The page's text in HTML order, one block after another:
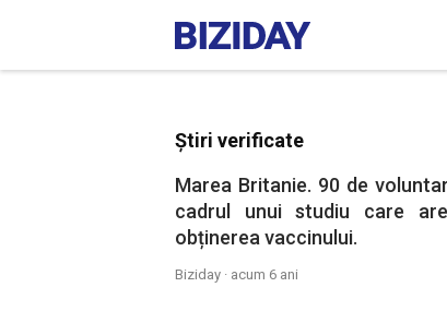
Știri verificate
Marea Britanie. 90 de
cadrul unui studiu care
obținerea vaccinului.
Biziday · acum 6 ani